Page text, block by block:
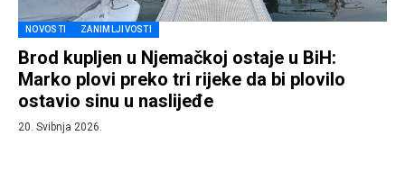
NOVOSTI ZANIMLJIVOSTI
Brod kupljen u Njemačkoj ostaje u BiH:
Marko plovi preko tri rijeke da bi plovilo
ostavio sinu u naslijeđe
20. Svibnja 2026.